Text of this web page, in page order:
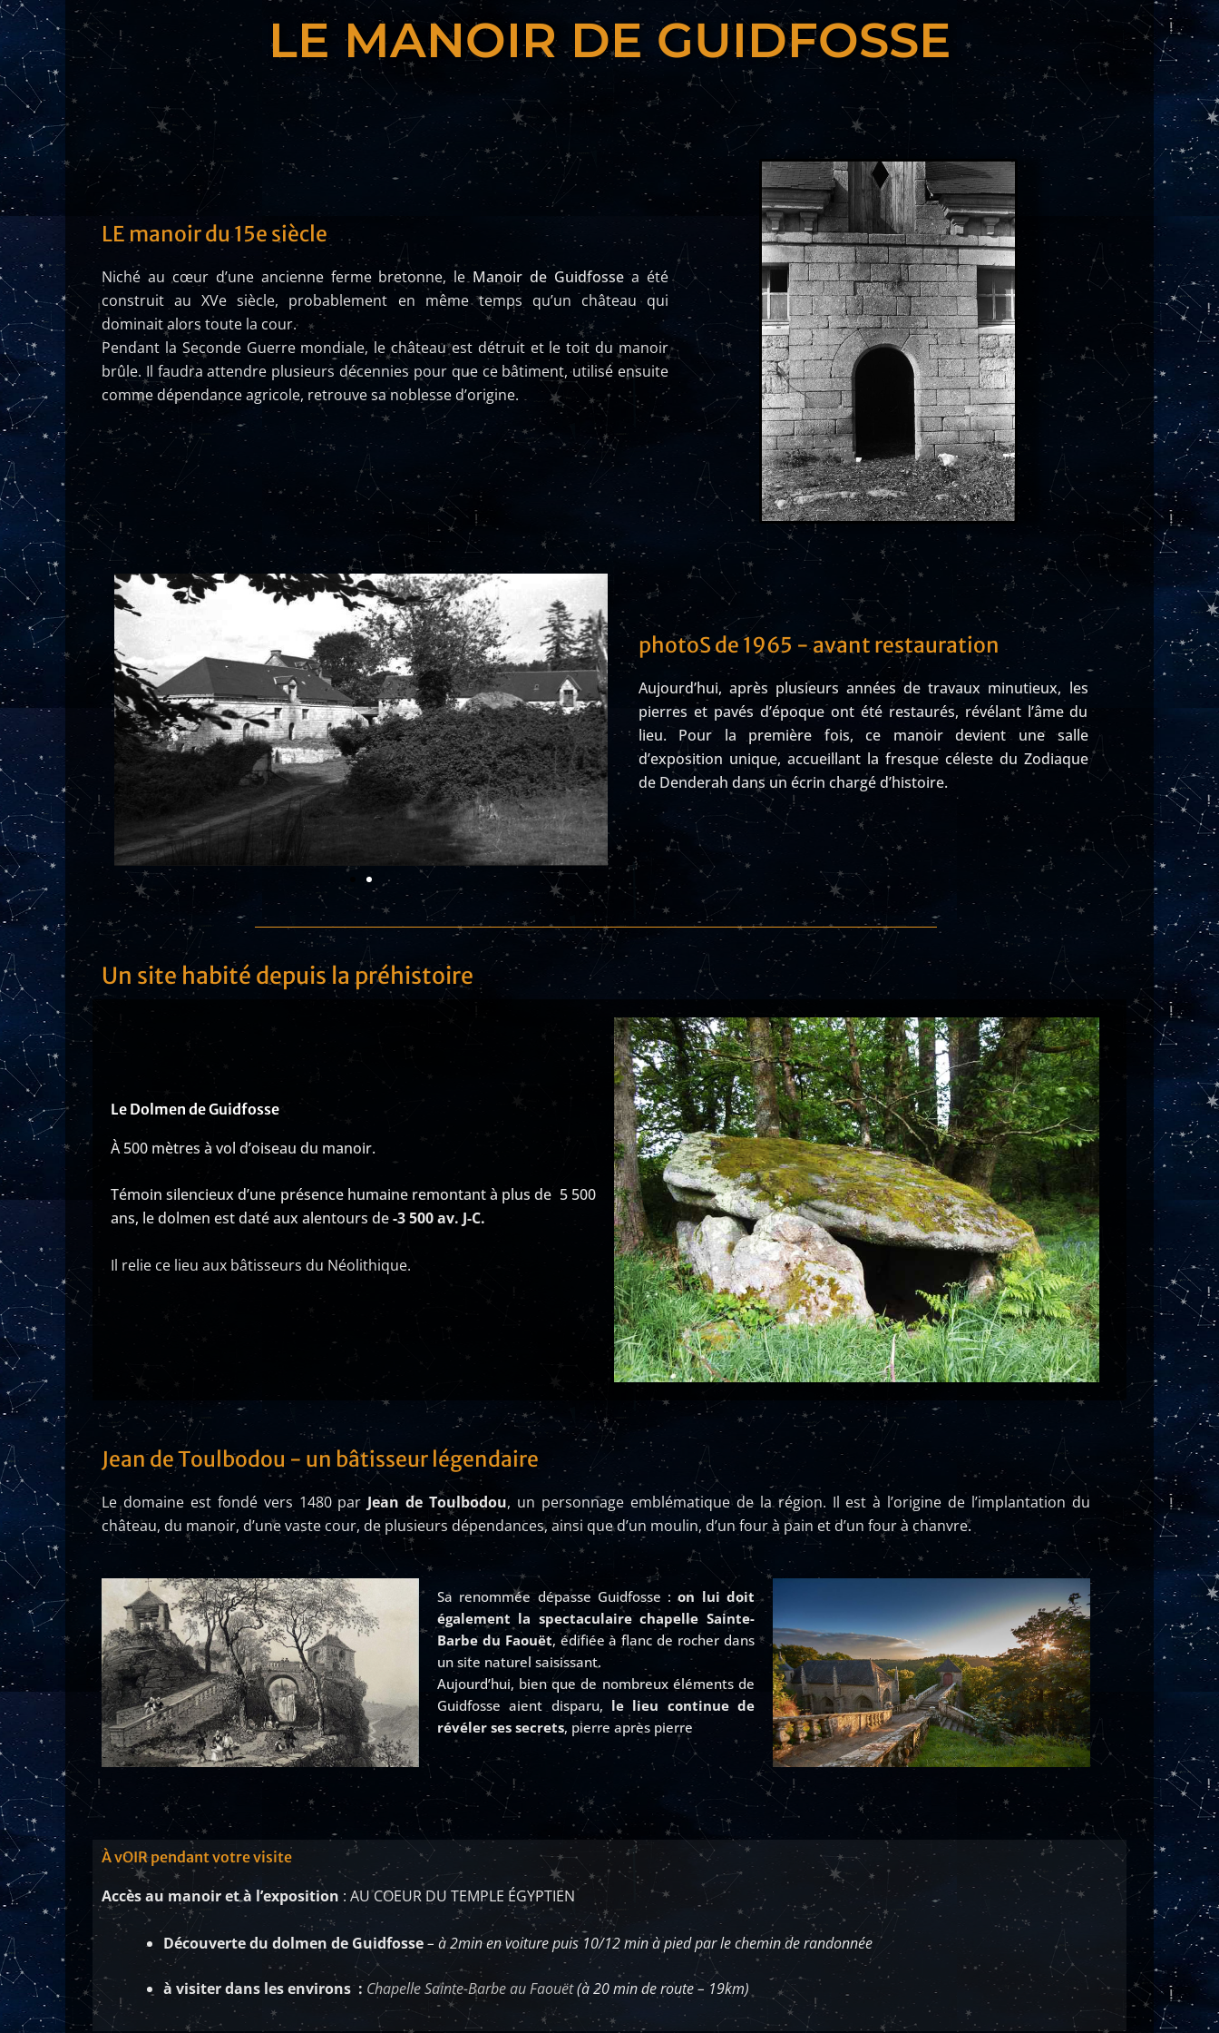
LE MANOIR DE GUIDFOSSE
LE manoir du 15e siècle
Niché au cœur d’une ancienne ferme bretonne, leManoir de Guidfosse a été
construit au XVe siècle, probablement en même temps qu’un château qui
dominait alors toute la cour.
Pendant la Seconde Guerre mondiale, le château est détruit et le toit du manoir
brûle. Il faudra attendre plusieurs décennies pour que ce bâtiment, utilisé ensuite
comme dépendance agricole, retrouve sa noblesse d’origine.
photoS de 1965 - avant restauration
Aujourd’hui, après plusieurs années de travaux minutieux, les
pierres et pavés d’époque ont été restaurés, révélant l’âme du
lieu. Pour la première fois, ce manoir devient une salle
d’exposition unique, accueillant la fresque céleste du Zodiaque
de Denderah dans un écrin chargé d’histoire.
Un site habité depuis la préhistoire
Le Dolmen de Guidfosse
À 500 mètres à vol d’oiseau du manoir.
Témoin silencieux d’une présence humaine remontant à plus de 5 500
ans, le dolmen est daté aux alentours de-3 500 av. J-C.
Il relie ce lieu aux bâtisseurs du Néolithique.
Jean de Toulbodou - un bâtisseur légendaire
Le domaine est fondé vers 1480 par Jean de Toulbodou, un personnage emblématique de la région. Il est à l’origine de l’implantation du
château, du manoir, d’une vaste cour, de plusieurs dépendances, ainsi que d’un moulin, d’un four à pain et d’un four à chanvre.
Sa renommée dépasse Guidfosse :on lui doit
également la spectaculaire chapelle Sainte-
Barbe du Faouët, édifiée à flanc de rocher dans
un site naturel saisissant.
Aujourd’hui, bien que de nombreux éléments de
Guidfosse aient disparu, le lieu continue de
révéler ses secrets, pierre après pierre
À vOIR pendant votre visite
Accès au manoir et à l’exposition : AU COEUR DU TEMPLE ÉGYPTIEN
Découverte du dolmen de Guidfosse– à 2min en voiture puis 10/12 min à pied par le chemin de randonnée
à visiter dans les environs :Chapelle Sainte-Barbe au Faouët(à 20 min de route – 19km)